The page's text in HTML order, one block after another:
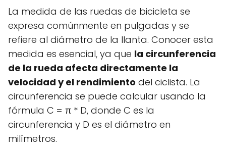
La medida de las ruedas de bicicleta se
expresa comúnmente en pulgadas y se
refiere al diámetro de la llanta. Conocer esta
medida es esencial, ya que la circunferencia
de la rueda afecta directamente la
velocidad y el rendimiento del ciclista. La
circunferencia se puede calcular usando la
fórmula C = π * D, donde C es la
circunferencia y D es el diámetro en
milímetros.